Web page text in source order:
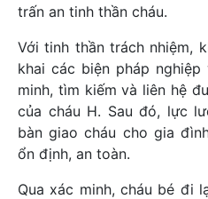
trấn an tinh thần cháu.
Với tinh thần trách nhiệm,
khai các biện pháp
minh, tìm kiếm và liên hệ
của cháu H. Sau đó, lực
bàn giao cháu cho gia
ổn định, an toàn.
Qua xác minh, cháu bé đi